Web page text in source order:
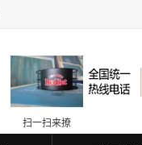
扫一扫来撩